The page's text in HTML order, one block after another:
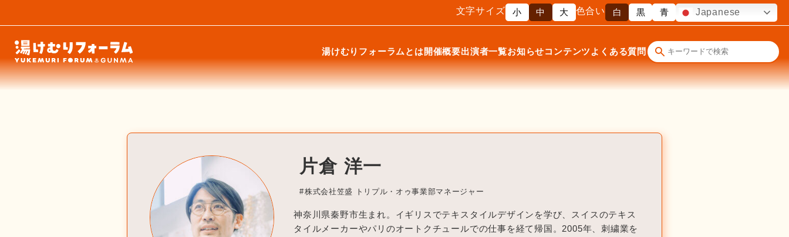
文字サイズ 小 中 大 色合い 白 黒 青 Japanese
湯けむりフォーラムとは開催概要出演者一覧お知らせコンテンツ よくある質問
片倉 洋一
株式会社笠盛 トリプル・オゥ事業部マネージャー
神奈川県秦野市生まれ。イギリスでテキスタイルデザインを学び、スイスのテキス
タイルメーカーやパリのオートクチュールでの仕事を経て帰国。2005年、刺繍業を